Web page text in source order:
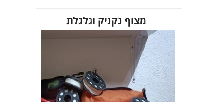
מצוף נקניק וגלגלת